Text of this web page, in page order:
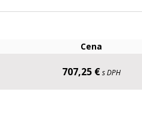
Cena
707,25 € s DPH